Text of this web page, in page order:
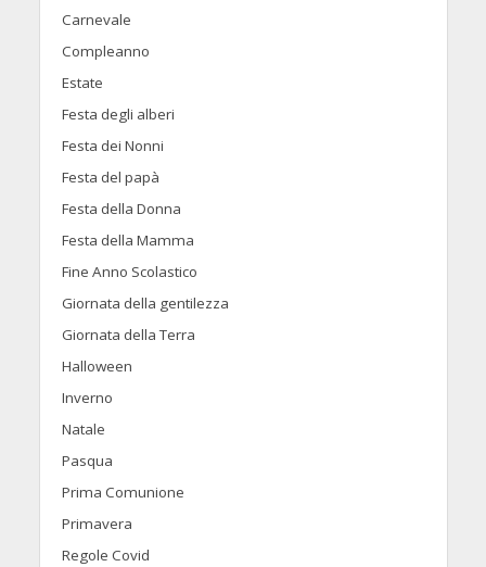
Carnevale
Compleanno
Estate
Festa degli alberi
Festa dei Nonni
Festa del papà
Festa della Donna
Festa della Mamma
Fine Anno Scolastico
Giornata della gentilezza
Giornata della Terra
Halloween
Inverno
Natale
Pasqua
Prima Comunione
Primavera
Regole Covid